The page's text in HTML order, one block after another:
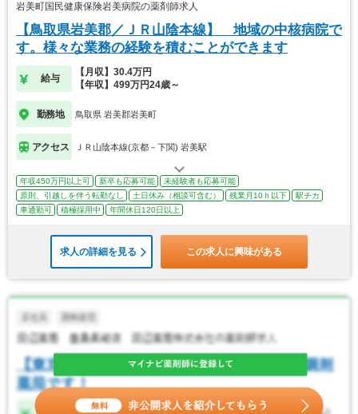
岩美町国民健康保険岩美病院の薬剤師求人
【鳥取県岩美郡／ＪＲ山陰本線】 地域の中核病院で
す。様々な業務の経験を積むことができます
給与
【月収】30.4万円
【年収】499万円24歳～
勤務地 鳥取県 岩美郡岩美町
アクセス ＪＲ山陰本線(京都－下関) 岩美駅
年収450万円以上可 新卒も応募可能
未経験者も応募可能
原則、引越しを伴う転勤なし
土日休み（相談可含む） 残業月10ｈ以下
駅チカ
車通勤可
積極採用中 年間休日120日以上
求人の詳細を見る この求人に興味がある